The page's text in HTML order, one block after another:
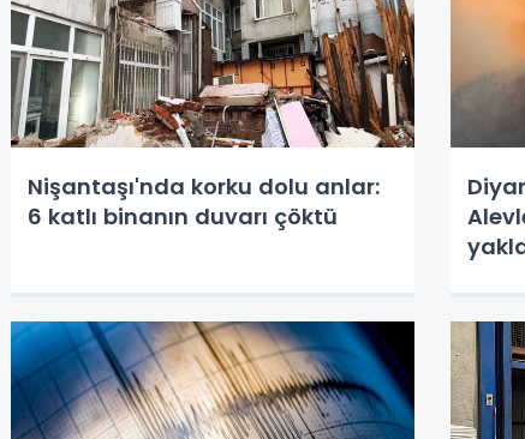
Nişantaşı'nda korku dolu anlar:
6 katlı binanın duvarı çöktü